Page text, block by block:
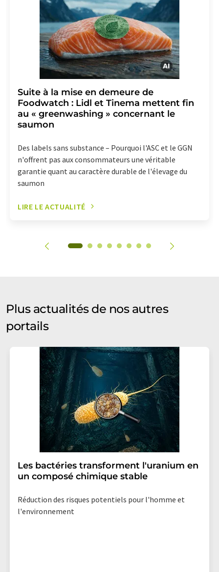
lien pour se désabonner de la newsletter
correspondante.
Suite à la mise en demeure de
Foodwatch : Lidl et Tinema mettent fin
au « greenwashing » concernant le
saumon
Des labels sans substance – Pourquoi l'ASC et le GGN
n'offrent pas aux consommateurs une véritable
garantie quant au caractère durable de l'élevage du
saumon
LIRE LE ACTUALITÉ
Plus actualités de nos autres
portails
Les bactéries transforment l'uranium en
un composé chimique stable
Réduction des risques potentiels pour l'homme et
l'environnement